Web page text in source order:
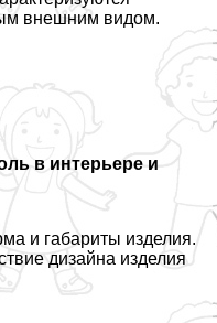
внешним видом.
в интерьере и
и габариты изделия.
дизайна изделия